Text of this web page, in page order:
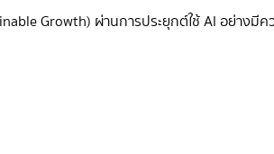
Growth) ผ่านการประยุกต์ใช้ AI อย่างมี